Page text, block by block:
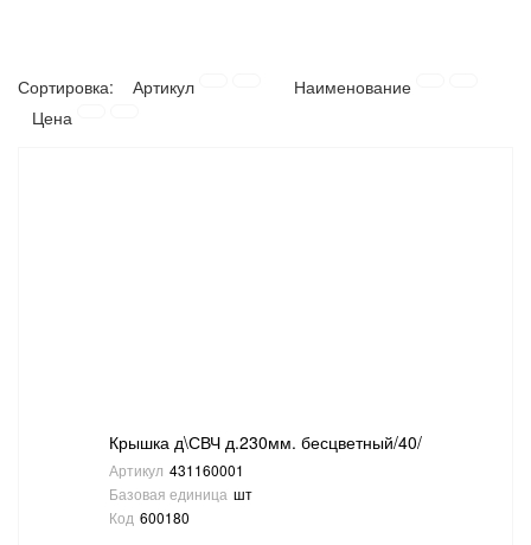
ЛАКОКРАСОЧНЫЕ МАТЕРИАЛЫ
СНЕГОУБОРОЧНЫЙ ИНВЕНТАРЬ
СТРЕМЯНКИ,ЛЕСТНИЦЫ
Сортировка: Артикул
Наименование
Цена
Крышка д\СВЧ д.230мм. бесцветный/40/
Артикул 431160001
Базовая единица шт
Код 600180